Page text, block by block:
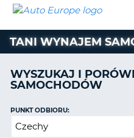
WYNAJEM
AUTO
EUROPE
WYNAJEM
WYPOŻYCZALNIA
KAMPERÓW
PARTNERZY
KONTO
TANI WYNAJEM
WYSZUKAJ I
SAMOCHODÓW
Zwrot
PUNKT ODBIORU: